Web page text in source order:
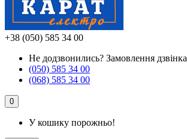
+38 (050) 585 34 00
Не додзвонились? Замовлення дзвінка
(050) 585 34 00
(068) 585 34 00
0
У кошику порожньо!